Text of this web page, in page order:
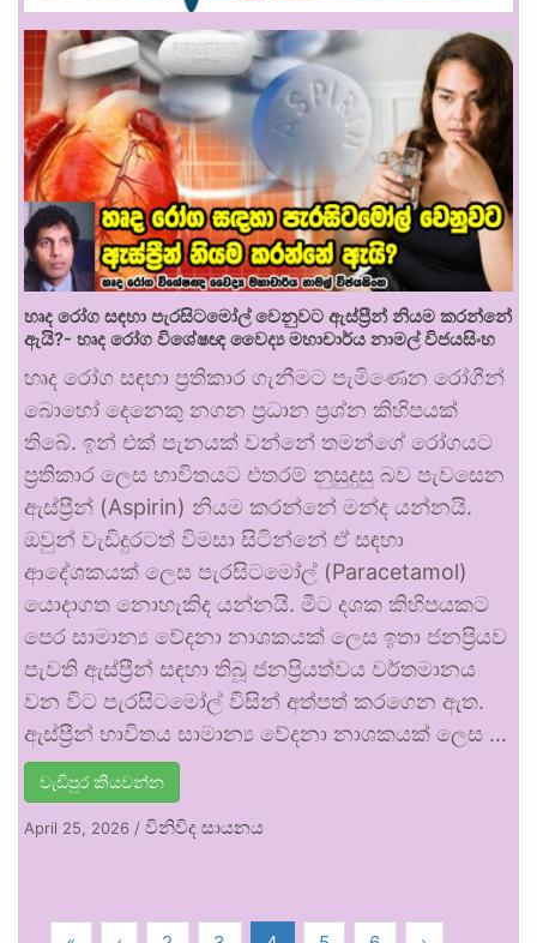
හෘද රෝග සඳහා පැරසිටමෝල් වෙනුවට ඇස්ප්‍රීන් නියම කරන්නේ
ඇයි?- හෘද රෝග විශේෂඥ වෛද්‍ය මහාචාර්ය නාමල් විජයසිංහ
හෘද රෝග සඳහා ප්‍රතිකාර ගැනීමට පැමිණෙන රෝගීන්
බොහෝ දෙනෙකු නගන ප්‍රධාන ප්‍රශ්න කිහිපයක්
තිබේ. ඉන් එක් පැනයක් වන්නේ තමන්ගේ රෝගයට
ප්‍රතිකාර ලෙස භාවිතයට එතරම් නුසුදුසු බව පැවසෙන
ඇස්ප්‍රීන් (Aspirin) නියම කරන්නේ මන්ද යන්නයි.
ඔවුන් වැඩිදුරටත් විමසා සිටින්නේ ඒ සඳහා
ආදේශකයක් ලෙස පැරසිටමෝල් (Paracetamol)
යොදාගත නොහැකිද යන්නයි. මීට දශක කිහිපයකට
පෙර සාමාන්‍ය වේදනා නාශකයක් ලෙස ඉතා ජනප්‍රියව
පැවති ඇස්ප්‍රීන් සඳහා තිබූ ජනප්‍රියත්වය වර්තමානය
වන විට පැරසිටමෝල් විසින් අත්පත් කරගෙන ඇත.
ඇස්ප්‍රීන් භාවිතය සාමාන්‍ය වේදනා නාශකයක් ලෙස …
වැඩිපුර කියවන්න
April 25, 2026 / විනිවිද සායනය